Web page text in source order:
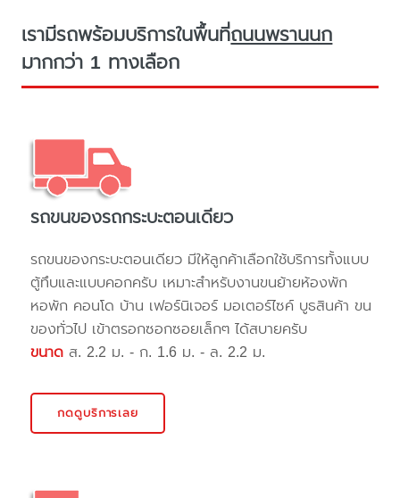
เรามีรถพร้อมบริการในพื้นที่ถนนพรานนก
มากกว่า 1 ทางเลือก
รถขนของรถกระบะตอนเดียว
รถขนของกระบะตอนเดียว มีให้ลูกค้าเลือกใช้บริการทั้งแบบ
ตู้ทึบและแบบคอกครับ เหมาะสำหรับงานขนย้ายห้องพัก
หอพัก คอนโด บ้าน เฟอร์นิเจอร์ มอเตอร์ไซค์ บูธสินค้า ขน
ของทั่วไป เข้าตรอกซอกซอยเล็กๆ ได้สบายครับ
ขนาด ส. 2.2 ม. - ก. 1.6 ม. - ล. 2.2 ม.
กดดูบริการเลย